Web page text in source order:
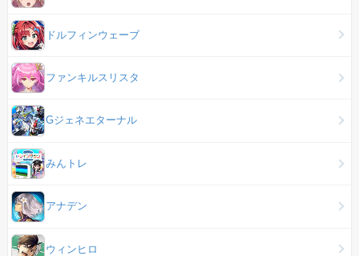
ドルフィンウェーブ
ファンキルスリスタ
Gジェネエターナル
みんトレ
アナデン
ウィンヒロ